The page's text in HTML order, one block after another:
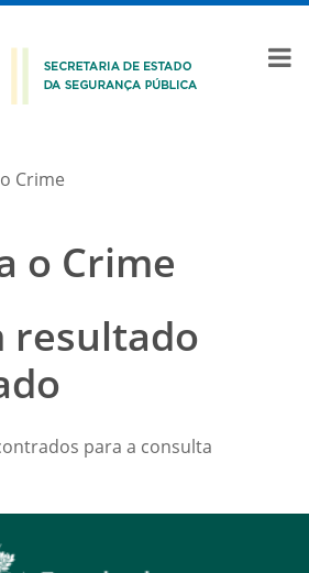
Crime
o Crime
resultado
para a consulta